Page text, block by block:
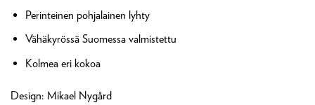
Perinteinen pohjalainen lyhty
Vähäkyrössä Suomessa valmistettu
Kolmea eri kokoa
Design: Mikael Nygård